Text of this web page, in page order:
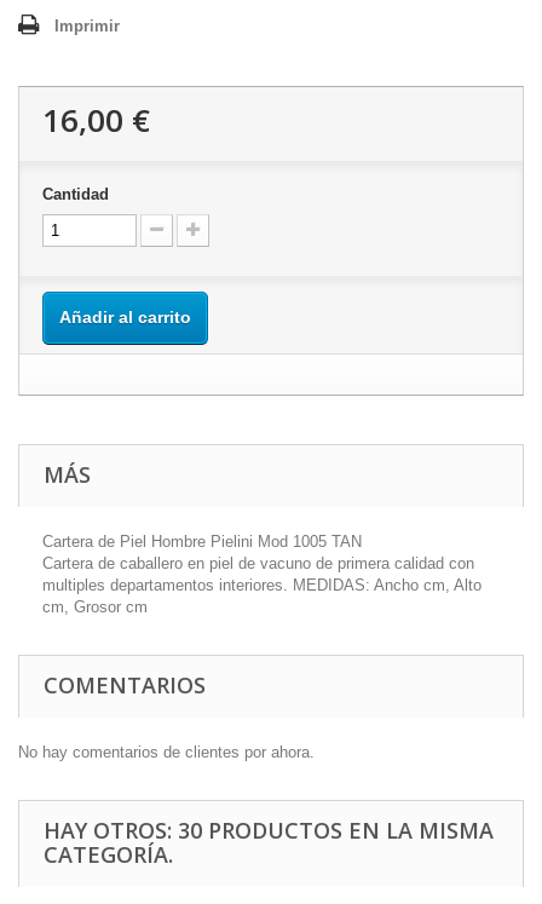
Imprimir
16,00 €
Cantidad
Añadir al carrito
MÁS
Cartera de Piel Hombre Pielini Mod 1005 TAN
Cartera de caballero en piel de vacuno de primera calidad con
multiples departamentos interiores. MEDIDAS: Ancho cm, Alto
cm, Grosor cm
COMENTARIOS
No hay comentarios de clientes por ahora.
HAY OTROS: 30 PRODUCTOS EN LA MISMA
CATEGORÍA.